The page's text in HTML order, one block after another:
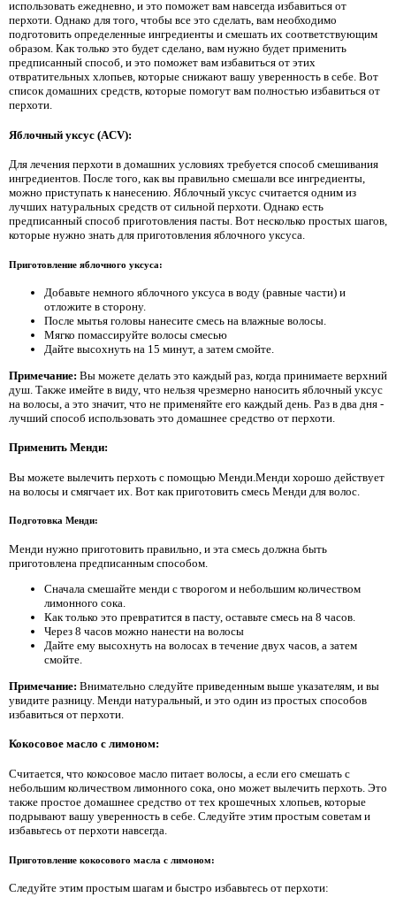
использовать ежедневно, и это поможет вам навсегда избавиться от
перхоти. Однако для того, чтобы все это сделать, вам необходимо
подготовить определенные ингредиенты и смешать их соответствующим
образом. Как только это будет сделано, вам нужно будет применить
предписанный способ, и это поможет вам избавиться от этих
отвратительных хлопьев, которые снижают вашу уверенность в себе. Вот
список домашних средств, которые помогут вам полностью избавиться от
перхоти.
Яблочный уксус (ACV):
Для лечения перхоти в домашних условиях требуется способ смешивания
ингредиентов. После того, как вы правильно смешали все ингредиенты,
можно приступать к нанесению. Яблочный уксус считается одним из
лучших натуральных средств от сильной перхоти. Однако есть
предписанный способ приготовления пасты. Вот несколько простых шагов,
которые нужно знать для приготовления яблочного уксуса.
Приготовление яблочного уксуса:
Добавьте немного яблочного уксуса в воду (равные части) и
отложите в сторону.
После мытья головы нанесите смесь на влажные волосы.
Мягко помассируйте волосы смесью
Дайте высохнуть на 15 минут, а затем смойте.
Примечание: Вы можете делать это каждый раз, когда принимаете верхний
душ. Также имейте в виду, что нельзя чрезмерно наносить яблочный уксус
на волосы, а это значит, что не применяйте его каждый день. Раз в два дня -
лучший способ использовать это домашнее средство от перхоти.
Применить Менди:
Вы можете вылечить перхоть с помощью Менди.Менди хорошо действует
на волосы и смягчает их. Вот как приготовить смесь Менди для волос.
Подготовка Менди:
Менди нужно приготовить правильно, и эта смесь должна быть
приготовлена ​​предписанным способом.
Сначала смешайте менди с творогом и небольшим количеством
лимонного сока.
Как только это превратится в пасту, оставьте смесь на 8 часов.
Через 8 часов можно нанести на волосы
Дайте ему высохнуть на волосах в течение двух часов, а затем
смойте.
Примечание: Внимательно следуйте приведенным выше указателям, и вы
увидите разницу. Менди натуральный, и это один из простых способов
избавиться от перхоти.
Кокосовое масло с лимоном:
Считается, что кокосовое масло питает волосы, а если его смешать с
небольшим количеством лимонного сока, оно может вылечить перхоть. Это
также простое домашнее средство от тех крошечных хлопьев, которые
подрывают вашу уверенность в себе. Следуйте этим простым советам и
избавьтесь от перхоти навсегда.
Приготовление кокосового масла с лимоном:
Следуйте этим простым шагам и быстро избавьтесь от перхоти: